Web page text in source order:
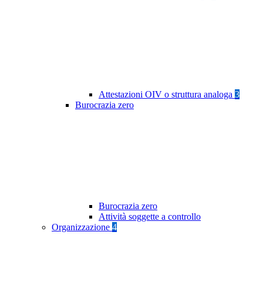
Attestazioni OIV o struttura analoga 3
Burocrazia zero
Burocrazia zero
Attività soggette a controllo
Organizzazione 4